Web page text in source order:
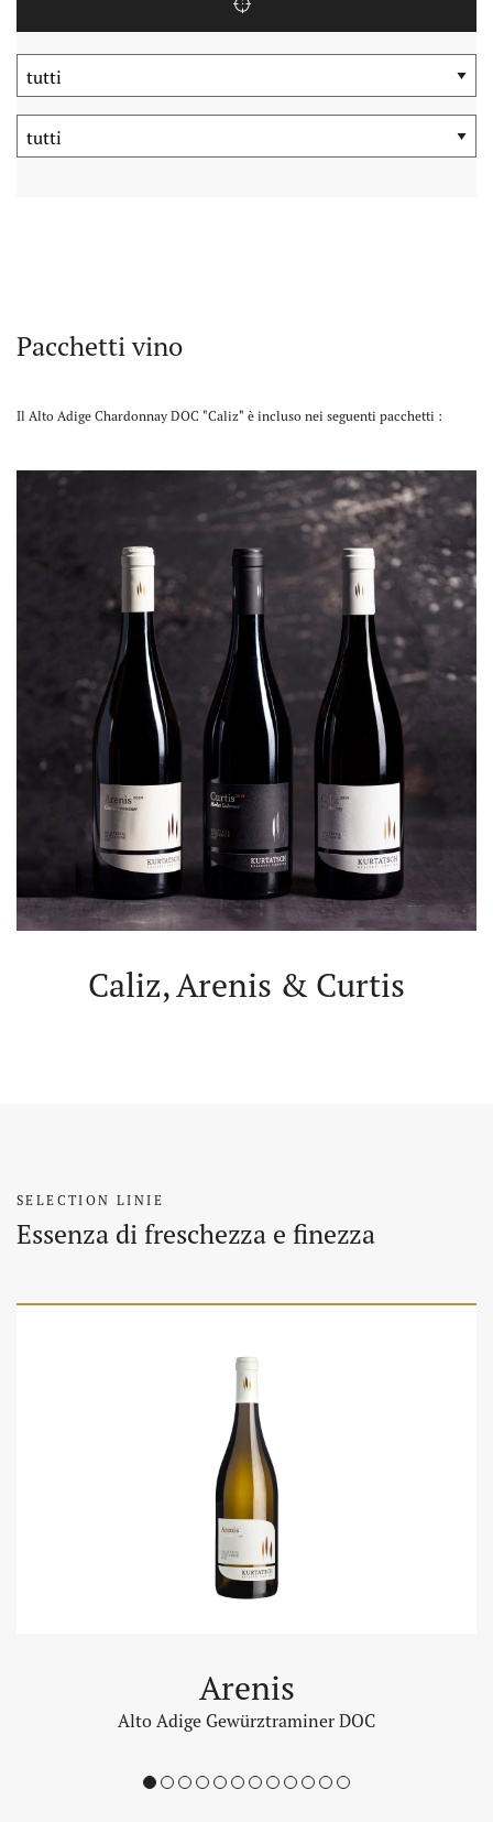
Pacchetti vino
Il Alto Adige Chardonnay DOC "Caliz" è incluso nei seguenti pacchetti :
Caliz, Arenis & Curtis
SELECTION LINIE
Essenza di freschezza e finezza
Arenis
Alto Adige Gewürztraminer DOC
1 2 3 4 5 6 7 8 9 101112